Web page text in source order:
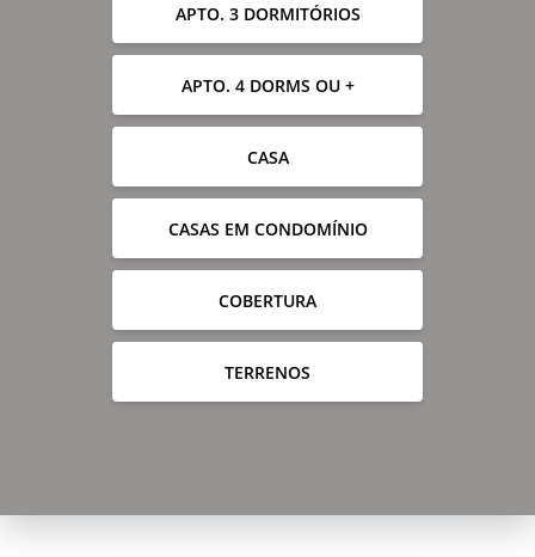
APTO. 3 DORMITÓRIOS
APTO. 4 DORMS OU +
CASA
CASAS EM CONDOMÍNIO
COBERTURA
TERRENOS